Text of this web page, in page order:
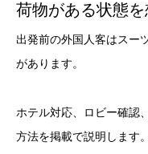
荷物がある状態
出発前の外国人客はスー
があります。
ホテル対応、ロビー確認
方法を掲載で説明します。